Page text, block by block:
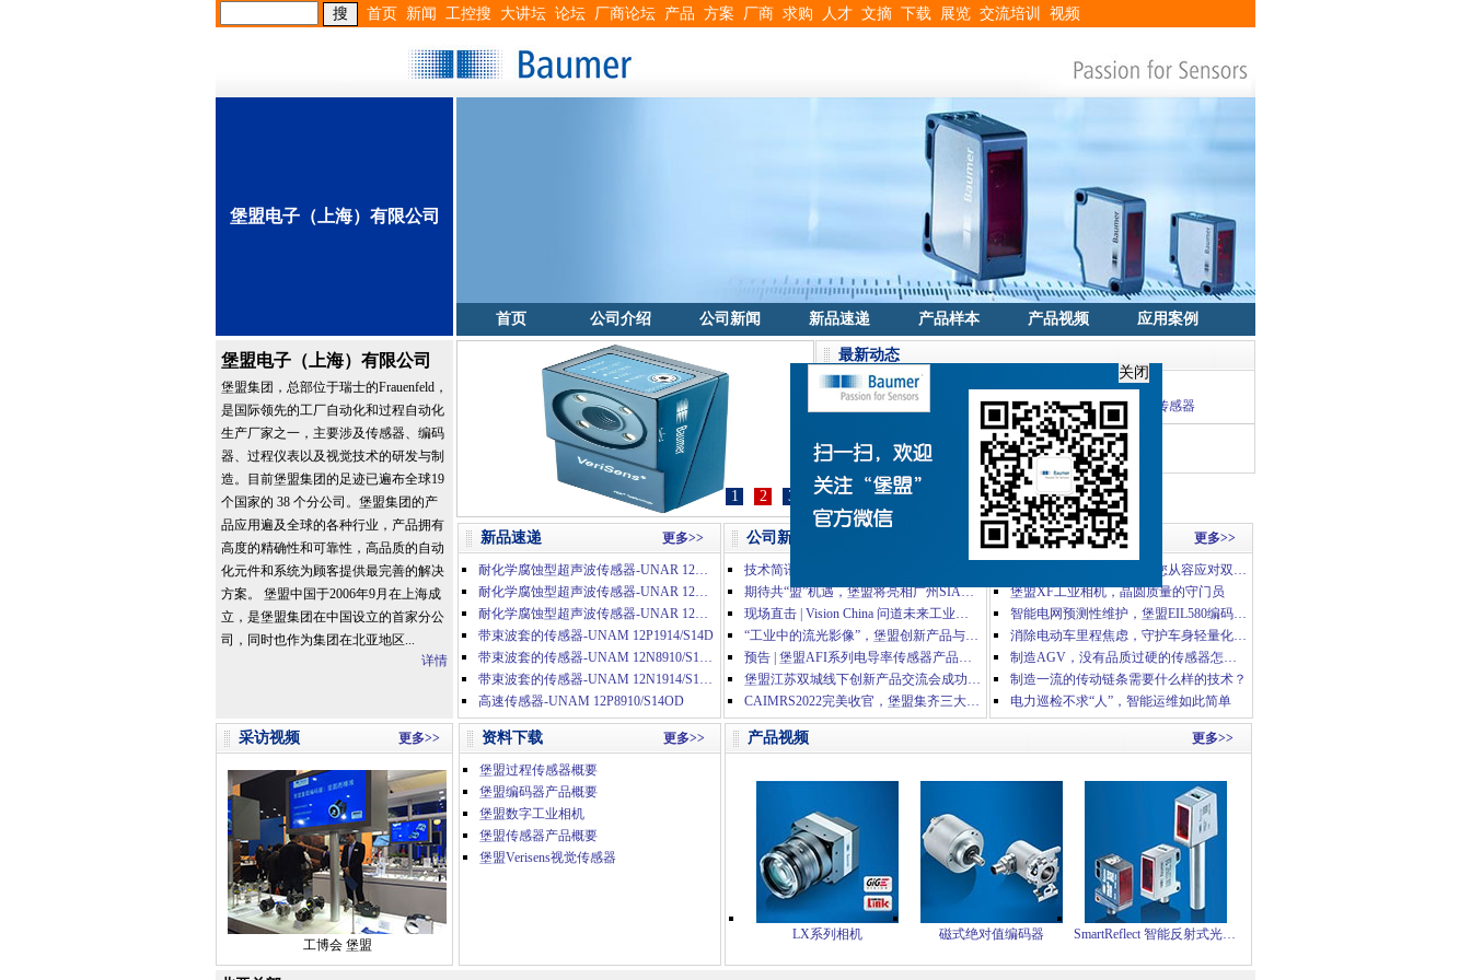
首页 新闻 工控搜 大讲坛 论坛 厂商论坛 产品 方案 厂商 求购 人才 文摘 下载 展览 交流培训 视频
堡盟电子（上海）有限公司
首页 公司介绍 公司新闻 新品速递 产品样本 产品视频 应用案例
堡盟电子（上海）有限公司
堡盟集团，总部位于瑞士的Frauenfeld，
是国际领先的工厂自动化和过程自动化
生产厂家之一，主要涉及传感器、编码
器、过程仪表以及视觉技术的研发与制
造。目前堡盟集团的足迹已遍布全球19
个国家的 38 个分公司。堡盟集团的产
品应用遍及全球的各种行业，产品拥有
高度的精确性和可靠性，高品质的自动
化元件和系统为顾客提供最完善的解决
方案。 堡盟中国于2006年9月在上海成
立，是堡盟集团在中国设立的首家分公
司，同时也作为集团在北亚地区...
详情
1 2 3
最新动态
提速分拣有妙招，堡盟助您从容应对双十一物流高峰
堡盟的OT500.GL是一款能够为机械臂提供精准定位的传感器
堡盟XF工业相机，晶圆质量的守门员
智能电网预测性维护，堡盟EIL580编码器有妙招
新品速递 更多>>
耐化学腐蚀型超声波传感器-UNAR 12P1914/S14H
耐化学腐蚀型超声波传感器-UNAR 12N3914/S14H
耐化学腐蚀型超声波传感器-UNAR 12N1914/S14H
带束波套的传感器-UNAM 12P1914/S14D
带束波套的传感器-UNAM 12N8910/S14OD
带束波套的传感器-UNAM 12N1914/S14D
高速传感器-UNAM 12P8910/S14OD
公司新闻
期待共“盟”机遇，堡盟将亮相广州SIAF 2023自动化展
现场直击 | Vision China 问道未来工业，精彩盛况
“工业中的流光影像”，堡盟创新产品与方案汇集深圳机器视觉展
预告 | 堡盟AFI系列电导率传感器产品在线分享会
堡盟江苏双城线下创新产品交流会成功举办
CAIMRS2022完美收官，堡盟集齐三大人气奖项
应用案例 更多>>
提速分拣有妙招，堡盟助您从容应对双十一物流高峰
堡盟XF工业相机，晶圆质量的守门员
智能电网预测性维护，堡盟EIL580编码器有妙招
消除电动车里程焦虑，守护车身轻量化工艺
制造AGV，没有品质过硬的传感器怎么行？
制造一流的传动链条需要什么样的技术？
电力巡检不求“人”，智能运维如此简单
采访视频 更多>>
工博会 堡盟
资料下载 更多>>
堡盟过程传感器概要
堡盟编码器产品概要
堡盟数字工业相机
堡盟传感器产品概要
堡盟Verisens视觉传感器
产品视频 更多>>
LX系列相机 磁式绝对值编码器 SmartReflect 智能反射式光电传感器